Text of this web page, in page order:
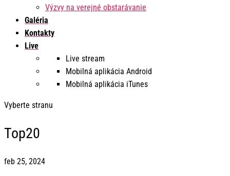
Výzvy na verejné obstarávanie
Galéria
Kontakty
Live
Live stream
Mobilná aplikácia Android
Mobilná aplikácia iTunes
Vyberte stranu
Top20
feb 25, 2024